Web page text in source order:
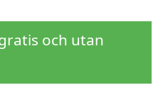
och utan